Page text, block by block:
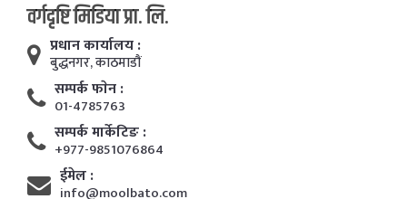
वर्गदृष्टि मिडिया प्रा. लि.
प्रधान कार्यालय :
बुद्धनगर, काठमाडाैं
सम्पर्क फाेन :
01-4785763
सम्पर्क मार्केटिङ :
+977-9851076864
ईमेल :
info@moolbato.com